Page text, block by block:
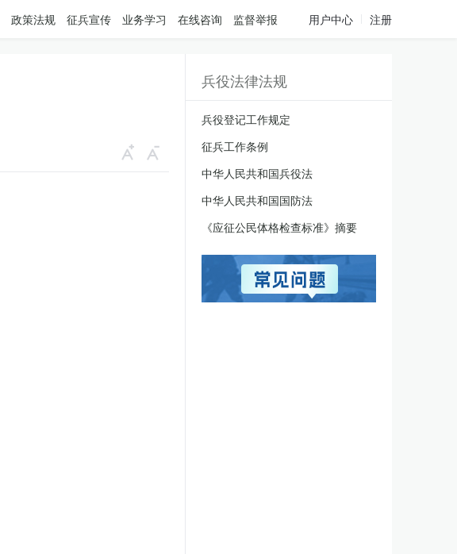
政策法规 征兵宣传 业务学习 在线咨询 监督举报 用户中心 注册
兵役法律法规
兵役登记工作规定
征兵工作条例
中华人民共和国兵役法
中华人民共和国国防法
《应征公民体格检查标准》摘要